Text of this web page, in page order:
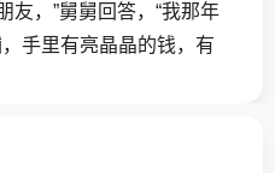
友，”舅舅回答，“我那年
手里有亮晶晶的钱，有
不嫌麻烦就请和我一起